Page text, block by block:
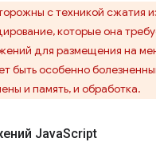
с техникой сжатия
которые она
для размещения на
быть особенно
и память, и обработка.
JavaScript